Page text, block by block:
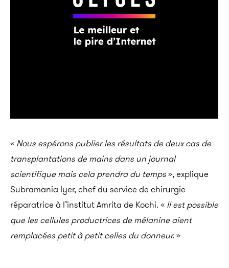
« Nous espérons publier les résultats de deux cas de
transplantations de mains dans un journal
scientifique mais cela prendra du temps», explique
Subramania Iyer, chef du service de chirurgie
réparatrice à l’institut Amrita de Kochi. « Il est possible
que les cellules productrices de mélanine aient
remplacées petit à petit celles du donneur.»